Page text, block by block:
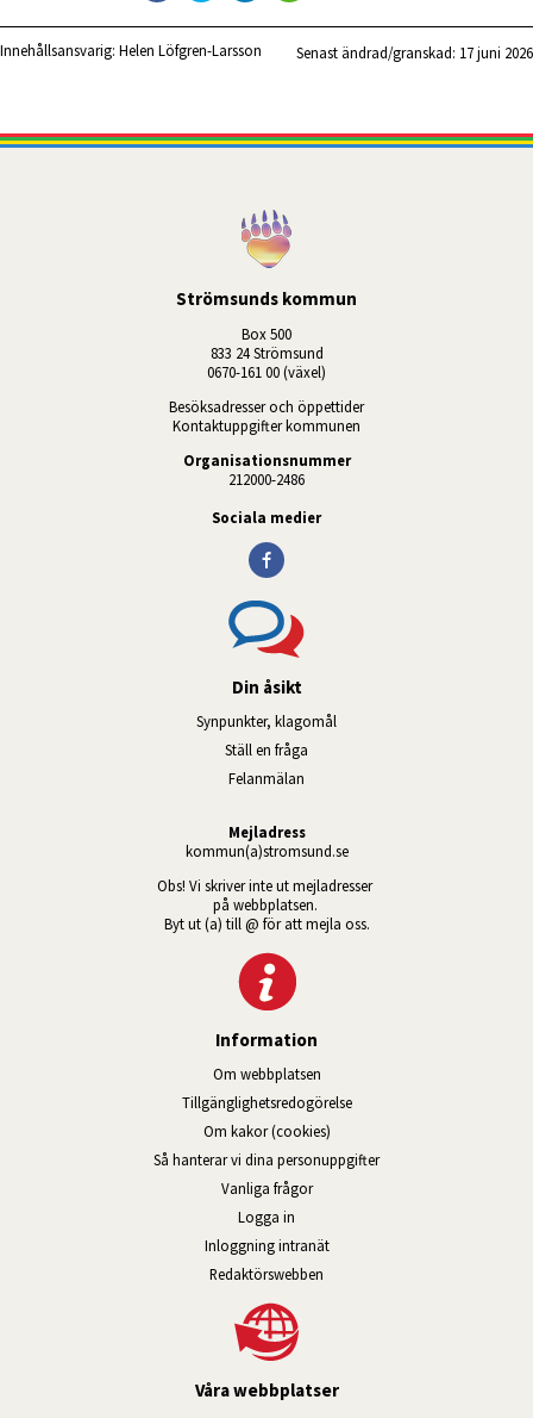
Innehållsansvarig: Helen Löfgren-Larsson Senast ändrad/granskad: 17 juni 2026
Strömsunds kommun
Box 500
833 24 Strömsund
0670-161 00 (växel)
Besöksadresser och öppettider
Kontaktuppgifter kommunen
Organisationsnummer
212000-2486
Sociala medier
Din åsikt
Synpunkter, klagomål
Ställ en fråga
Felanmälan
Mejladress
kommun(a)stromsund.se
Obs! Vi skriver inte ut mejladresser
på webbplatsen.
Byt ut (a) till @ för att mejla oss.
Information
Om webbplatsen
Tillgänglig­hets­redo­görelse
Om kakor (cookies)
Så hanterar vi dina personuppgifter
Vanliga frågor
Logga in
Inloggning intranätÖppnas i nytt fönster.
Redaktörswebben
Våra webbplatser